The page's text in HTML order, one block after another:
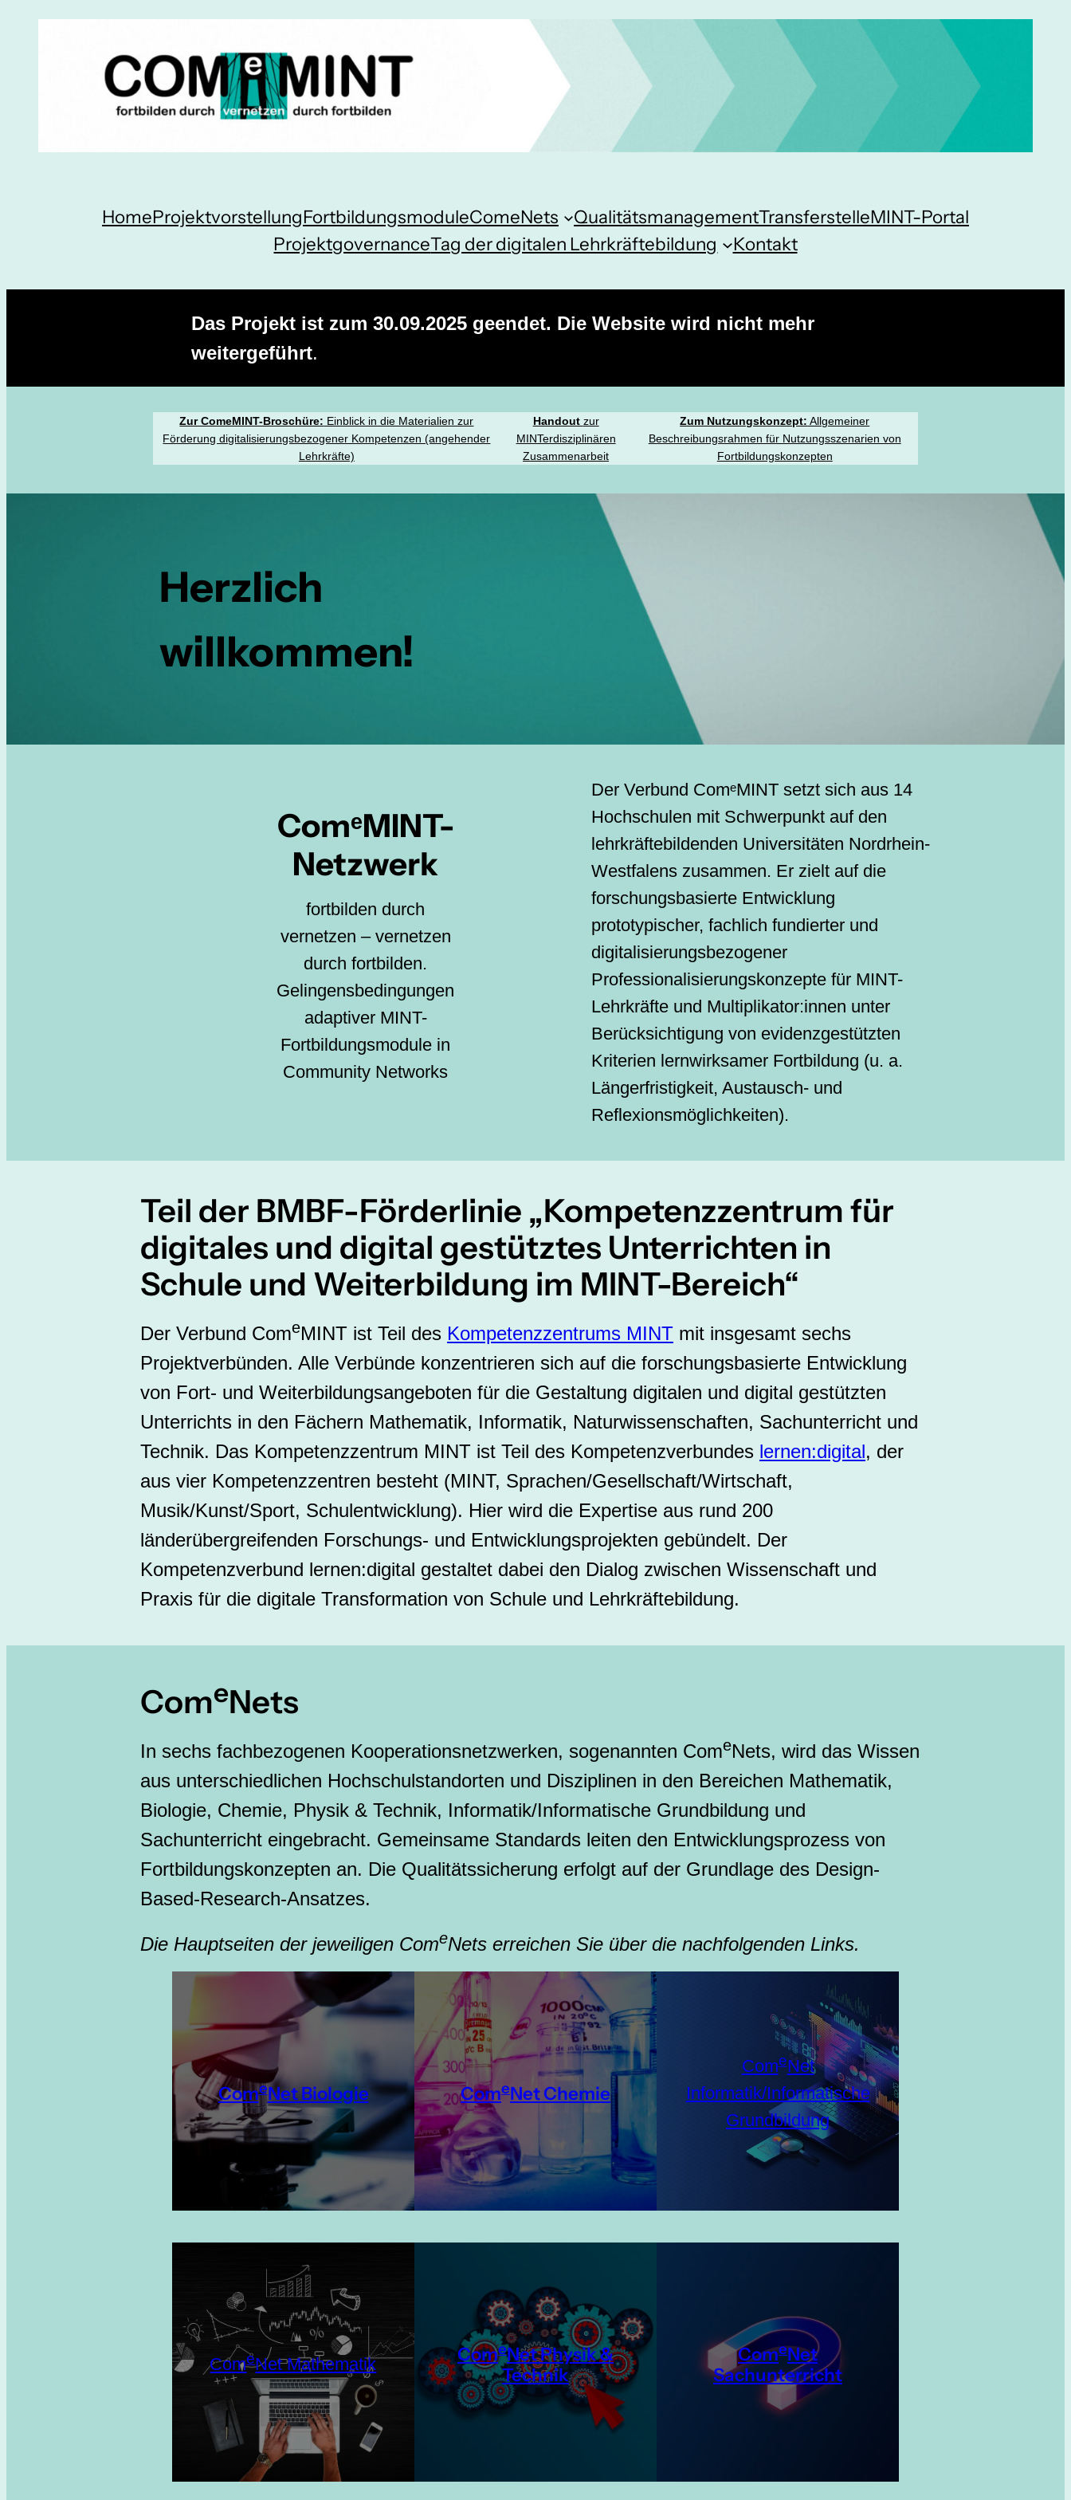
HomeProjektvorstellungFortbildungsmoduleComeNets QualitätsmanagementTransferstelleMINT-Portal
ProjektgovernanceTag der digitalen Lehrkräftebildung Kontakt
Das Projekt ist zum 30.09.2025 geendet. Die Website wird nicht mehr
weitergeführt.
Zur ComeMINT-Broschüre: Einblick in die Materialien zur
Förderung digitalisierungsbezogener Kompetenzen (angehender
Lehrkräfte)
Handout zur
MINTerdisziplinären
Zusammenarbeit
Zum Nutzungskonzept: Allgemeiner
Beschreibungsrahmen für Nutzungsszenarien von
Fortbildungskonzepten
Herzlich
willkommen!
ComᵉMINT-
Netzwerk
fortbilden durch
vernetzen – vernetzen
durch fortbilden.
Gelingensbedingungen
adaptiver MINT-
Fortbildungsmodule in
Community Networks
Der Verbund ComᵉMINT setzt sich aus 14
Hochschulen mit Schwerpunkt auf den
lehrkräftebildenden Universitäten Nordrhein-
Westfalens zusammen. Er zielt auf die
forschungsbasierte Entwicklung
prototypischer, fachlich fundierter und
digitalisierungsbezogener
Professionalisierungskonzepte für MINT-
Lehrkräfte und Multiplikator:innen unter
Berücksichtigung von evidenzgestützten
Kriterien lernwirksamer Fortbildung (u. a.
Längerfristigkeit, Austausch- und
Reflexionsmöglichkeiten).
Teil der BMBF-Förderlinie „Kompetenzzentrum für
digitales und digital gestütztes Unterrichten in
Schule und Weiterbildung im MINT-Bereich“
Der Verbund ComeMINT ist Teil des Kompetenzzentrums MINT mit insgesamt sechs
Projektverbünden. Alle Verbünde konzentrieren sich auf die forschungsbasierte Entwicklung
von Fort- und Weiterbildungsangeboten für die Gestaltung digitalen und digital gestützten
Unterrichts in den Fächern Mathematik, Informatik, Naturwissenschaften, Sachunterricht und
Technik. Das Kompetenzzentrum MINT ist Teil des Kompetenzverbundes lernen:digital, der
aus vier Kompetenzzentren besteht (MINT, Sprachen/Gesellschaft/Wirtschaft,
Musik/Kunst/Sport, Schulentwicklung). Hier wird die Expertise aus rund 200
länderübergreifenden Forschungs- und Entwicklungsprojekten gebündelt. Der
Kompetenzverbund lernen:digital gestaltet dabei den Dialog zwischen Wissenschaft und
Praxis für die digitale Transformation von Schule und Lehrkräftebildung.
ComeNets
In sechs fachbezogenen Kooperationsnetzwerken, sogenannten ComeNets, wird das Wissen
aus unterschiedlichen Hochschulstandorten und Disziplinen in den Bereichen Mathematik,
Biologie, Chemie, Physik & Technik, Informatik/Informatische Grundbildung und
Sachunterricht eingebracht. Gemeinsame Standards leiten den Entwicklungsprozess von
Fortbildungskonzepten an. Die Qualitätssicherung erfolgt auf der Grundlage des Design-
Based-Research-Ansatzes.
Die Hauptseiten der jeweiligen ComeNets erreichen Sie über die nachfolgenden Links.
ComeNet Biologie ComeNet Chemie
ComeNet
Informatik/Informatische
Grundbildung
ComeNet Mathematik ComeNet Physik &
Technik
ComeNet
Sachunterricht